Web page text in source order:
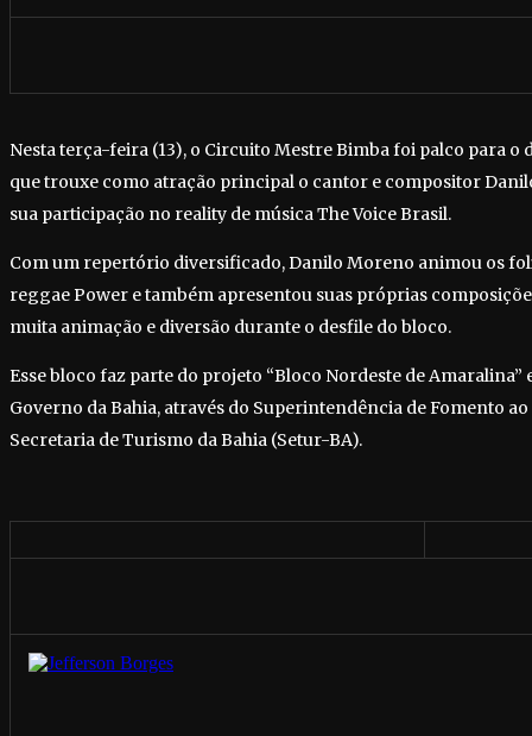
Nesta terça-feira (13), o Circuito Mestre Bimba foi palco para o
que trouxe como atração principal o cantor e compositor
sua participação no reality de música The Voice Brasil.
Com um repertório diversificado, Danilo Moreno animou os
reggae Power e também apresentou suas próprias
muita animação e diversão durante o desfile do bloco.
Esse bloco faz parte do projeto “Bloco Nordeste de Amaralina”
Governo da Bahia, através do Superintendência de Fomento
Secretaria de Turismo da Bahia (Setur-BA).